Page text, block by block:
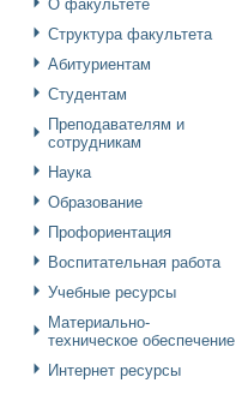
О факультете
Структура факультета
Абитуриентам
Студентам
Преподавателям и
сотрудникам
Наука
Образование
Профориентация
Воспитательная работа
Учебные ресурсы
Материально-
техническое обеспечение
Интернет ресурсы